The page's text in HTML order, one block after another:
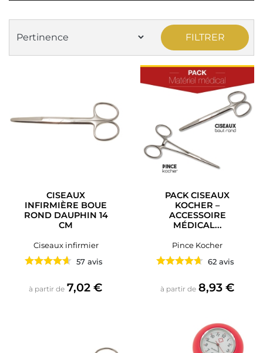
FILTRER
CISEAUX
INFIRMIÈRE BOUE
ROND DAUPHIN 14
CM
Ciseaux infirmier
57 avis
à partir de Prix
7,02 €
PACK CISEAUX
KOCHER –
ACCESSOIRE
MÉDICAL...
Pince Kocher
62 avis
à partir de Prix
8,93 €